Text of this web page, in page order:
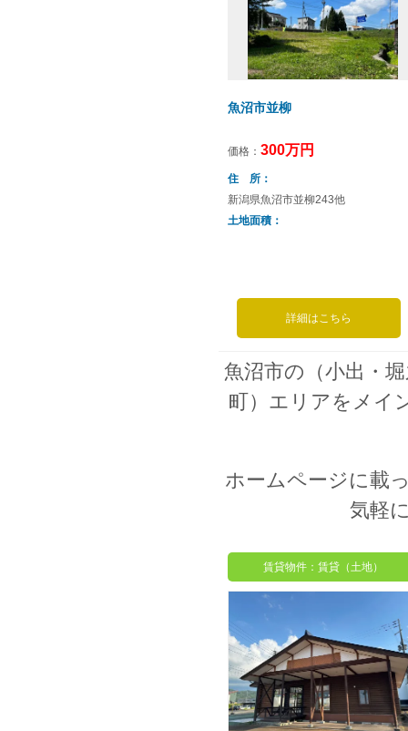
魚沼市並柳
価格： 300万円
住 所
新潟県魚沼市並柳243他
土地面積
詳細はこちら
魚沼市の（小出・
町）エリアをメイ
ホームページに載
気軽
賃貸物件：賃貸（土地）